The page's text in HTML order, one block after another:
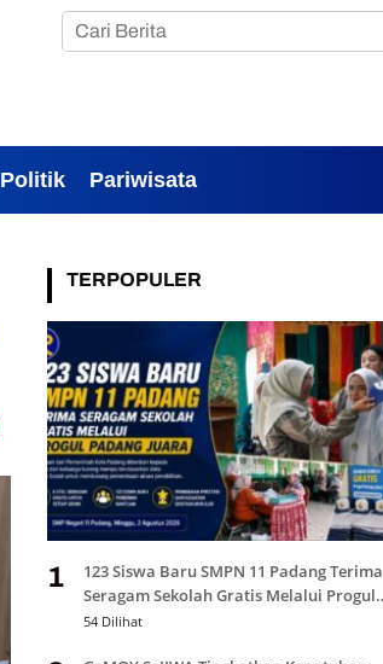
Politik Pariwisata
TERPOPULER
1
123 Siswa Baru SMPN 11 Padang Terima
Seragam Sekolah Gratis Melalui Progul
Padang Juara
54 Dilihat